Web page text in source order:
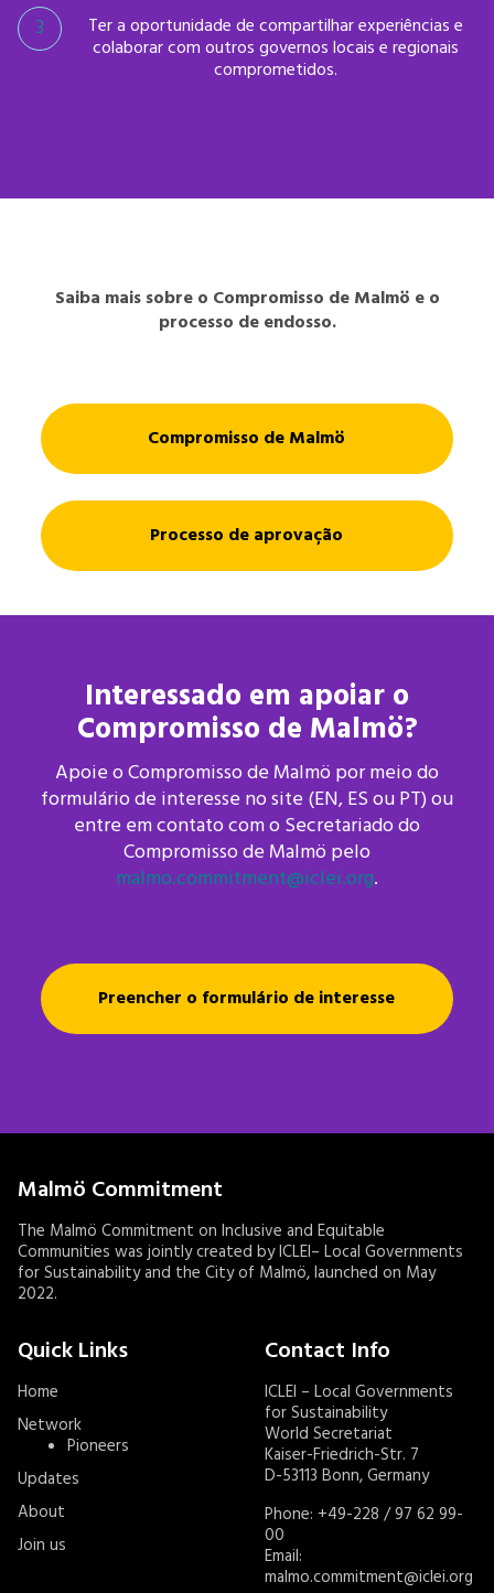
Ter a oportunidade de compartilhar experiências e
colaborar com outros governos locais e regionais
comprometidos.
Saiba mais sobre o Compromisso de Malmö e o
processo de endosso.
Compromisso de Malmö
Processo de aprovação
Interessado em apoiar o
Compromisso de Malmö?
Apoie o Compromisso de Malmö por meio do
formulário de interesse no site (EN, ES ou PT) ou
entre em contato com o Secretariado do
Compromisso de Malmö pelo
malmo.commitment@iclei.org.
Preencher o formulário de interesse
Malmö Commitment
The Malmö Commitment on Inclusive and Equitable
Communities was jointly created by ICLEI– Local Governments
for Sustainability and the City of Malmö, launched on May
2022.
Quick Links
Home
Network
Pioneers
Updates
About
Join us
Contact Info
ICLEI – Local Governments
for Sustainability
World Secretariat
Kaiser-Friedrich-Str. 7
D-53113 Bonn, Germany
Phone: +49-228 / 97 62 99-
00
Email:
malmo.commitment@iclei.org